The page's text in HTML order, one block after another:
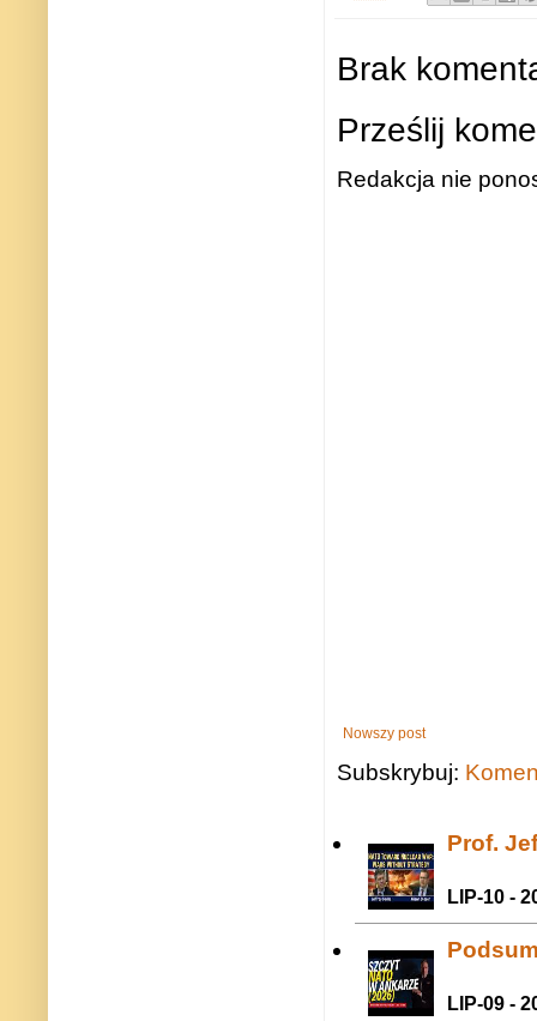
Brak
Prześlij
Redakcja nie
Nowszy post
Subskrybuj:
Prof.
LIP-10 -
LIP-09 -